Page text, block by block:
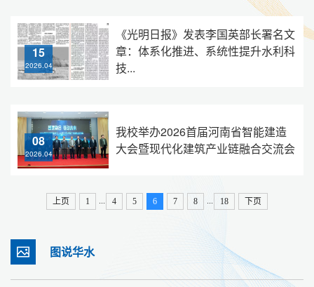
15
2026.04
《光明日报》发表李国英部长署名文
章：体系化推进、系统性提升水利科
技...
08
2026.04
我校举办2026首届河南省智能建造
大会暨现代化建筑产业链融合交流会
上页 1 ... 4 5 6 7 8 ... 18 下页
图说华水